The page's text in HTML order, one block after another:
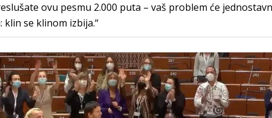
ovu pesmu 2.000 puta – vaš problem će
klin se klinom izbija.“